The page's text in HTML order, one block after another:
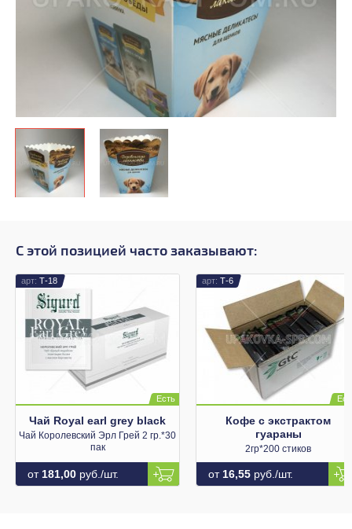
С этой позицией часто заказывают:
Т-18
Чай Royal earl grey black
Чай Королевский Эрл Грей 2 гр.*30
пак
от181,00 руб./шт.
Т-6
Кофе с экстрактом
гуараны
2гр*200 стиков
от16,55 руб./шт.